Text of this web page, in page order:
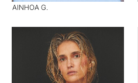
AINHOA G.